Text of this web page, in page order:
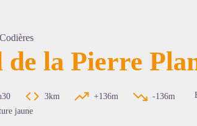
de la Pierre
3km +136m -136m
jaune